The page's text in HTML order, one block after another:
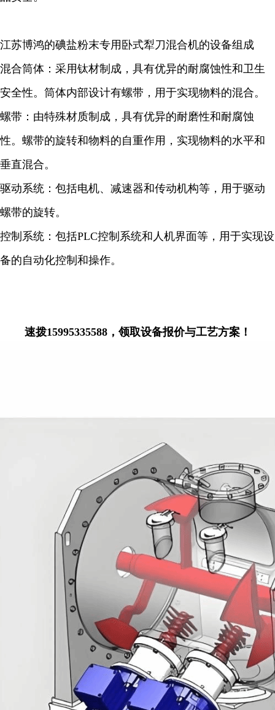
江苏博鸿的碘盐粉末专用卧式犁刀混合机的设备组成
混合筒体：采用钛材制成，具有优异的耐腐蚀性和卫生
安全性。筒体内部设计有螺带，用于实现物料的混合。
螺带：由特殊材质制成，具有优异的耐磨性和耐腐蚀
性。螺带的旋转和物料的自重作用，实现物料的水平和
垂直混合。
驱动系统：包括电机、减速器和传动机构等，用于驱动
螺带的旋转。
控制系统：包括PLC控制系统和人机界面等，用于实现设
备的自动化控制和操作。
速拨15995335588，领取设备报价与工艺方案！